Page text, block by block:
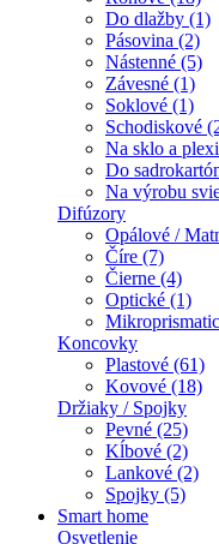
Do dlažby (1)
Pásovina (2)
Nástenné (5)
Závesné (1)
Soklové (1)
Schodiskové
Na sklo a
Do
Na výrobu
Difúzory
Opálové /
Číre (7)
Čierne (4)
Optické (1)
Koncovky
Plastové (61)
Kovové (18)
Držiaky / Spojky
Pevné (25)
Kĺbové (2)
Lankové (2)
Spojky (5)
Smart home
Osvetlenie